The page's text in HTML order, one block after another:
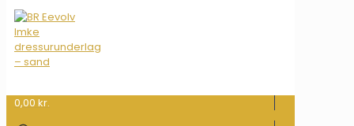
0,00 kr.